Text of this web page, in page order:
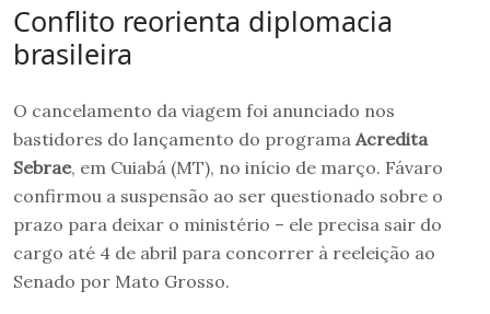
Conflito reorienta diplomacia
brasileira
O cancelamento da viagem foi anunciado nos
bastidores do lançamento do programa Acredita
Sebrae, em Cuiabá (MT), no início de março. Fávaro
confirmou a suspensão ao ser questionado sobre o
prazo para deixar o ministério – ele precisa sair do
cargo até 4 de abril para concorrer à reeleição ao
Senado por Mato Grosso.